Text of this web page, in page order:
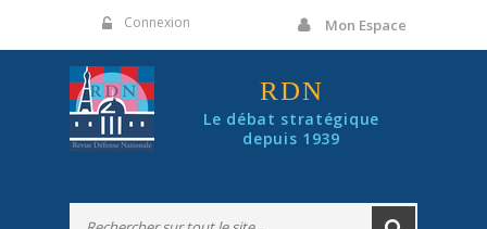
Connexion Mon Espace
RDN
Le débat stratégique
depuis 1939